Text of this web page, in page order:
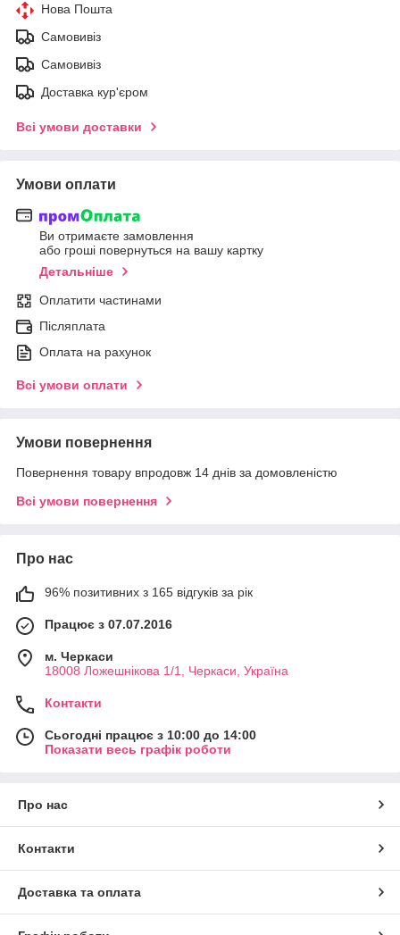
Нова Пошта
Самовивіз
Самовивіз
Доставка кур'єром
Всі умови доставки
Умови оплати
Ви отримаєте замовлення
або гроші повернуться на вашу картку
Детальніше
Оплатити частинами
Післяплата
Оплата на рахунок
Всі умови оплати
Умови повернення
Повернення товару впродовж 14 днів за домовленістю
Всі умови повернення
Про нас
96% позитивних з 165 відгуків за рік
Працює з 07.07.2016
м. Черкаси
18008 Ложешнікова 1/1, Черкаси, Україна
Контакти
Сьогодні працює з 10:00 до 14:00
Показати весь графік роботи
Про нас
Контакти
Доставка та оплата